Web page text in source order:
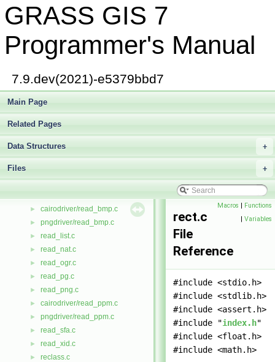
GRASS GIS 7
Programmer's Manual
7.9.dev(2021)-e5379bbd7
Main Page
Related Pages
+
Data Structures
+
Files
► defs/raster.h
► raster.h
► defs/raster3d.h
raster3d.h
raster3d_intern.h
raster_metadata.c
► rbtree.c
► defs/rbtree.h
► rbtree.h
► rd_cellhd.c
► cairodriver/read.c
► symbol/read.c
► cairodriver/read_bmp.c
► pngdriver/read_bmp.c
► read_list.c
► read_nat.c
► read_ogr.c
► read_pg.c
► read_png.c
► cairodriver/read_ppm.c
► pngdriver/read_ppm.c
► read_sfa.c
► read_xid.c
► reclass.c
Macros | Functions
| Variables
rect.c
File
Reference
#include <stdio.h>
#include <stdlib.h>
#include <assert.h>
#include "index.h"
#include <float.h>
#include <math.h>